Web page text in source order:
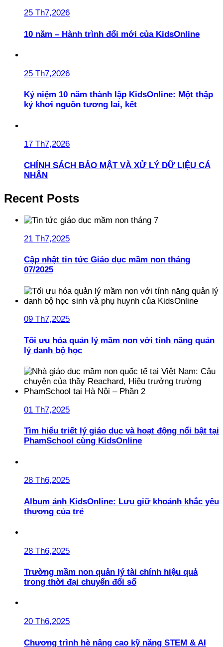
25 Th7,2026
10 năm – Hành trình đổi mới của KidsOnline
25 Th7,2026
Kỷ niệm 10 năm thành lập KidsOnline: Một thập
kỷ khơi nguồn tương lai, kết
17 Th7,2026
CHÍNH SÁCH BẢO MẬT VÀ XỬ LÝ DỮ LIỆU CÁ
NHÂN
Recent Posts
21 Th7,2025
Cập nhật tin tức Giáo dục mầm non tháng
07/2025
09 Th7,2025
Tối ưu hóa quản lý mầm non với tính năng quản
lý danh bộ học
01 Th7,2025
Tìm hiểu triết lý giáo dục và hoạt động nổi bật tại
PhamSchool cùng KidsOnline
28 Th6,2025
Album ảnh KidsOnline: Lưu giữ khoảnh khắc yêu
thương của trẻ
28 Th6,2025
Trường mầm non quản lý tài chính hiệu quả
trong thời đại chuyển đổi số
20 Th6,2025
Chương trình hè nâng cao kỹ năng STEM & AI